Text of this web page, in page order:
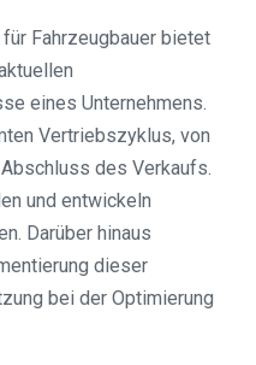
Fahrzeugbauer bietet
eines Unternehmens.
Vertriebszyklus, von
des Verkaufs.
und entwickeln
Darüber hinaus
dieser
bei der Optimierung